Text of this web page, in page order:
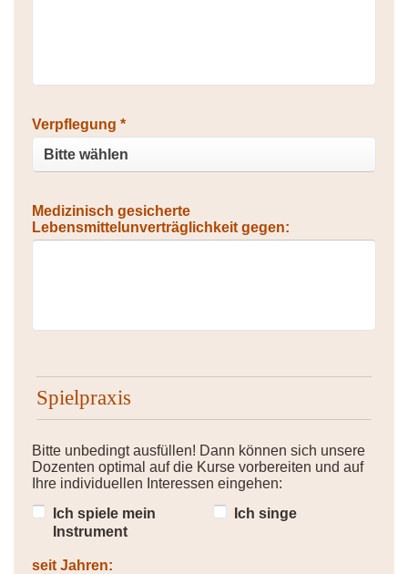
Verpflegung *
Medizinisch gesicherte
Lebensmittelunverträglichkeit gegen:
Spielpraxis
Bitte unbedingt ausfüllen! Dann können sich unsere
Dozenten optimal auf die Kurse vorbereiten und auf
Ihre individuellen Interessen eingehen:
Ich spiele mein
Instrument
Ich singe
seit Jahren: